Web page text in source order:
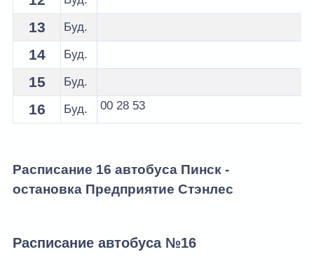
13 Буд.
14 Буд.
15 Буд.
16 Буд. 00 28 53
Расписание 16 автобуса Пинск -
остановка Предприятие Стэнлес
Расписание автобуса №16